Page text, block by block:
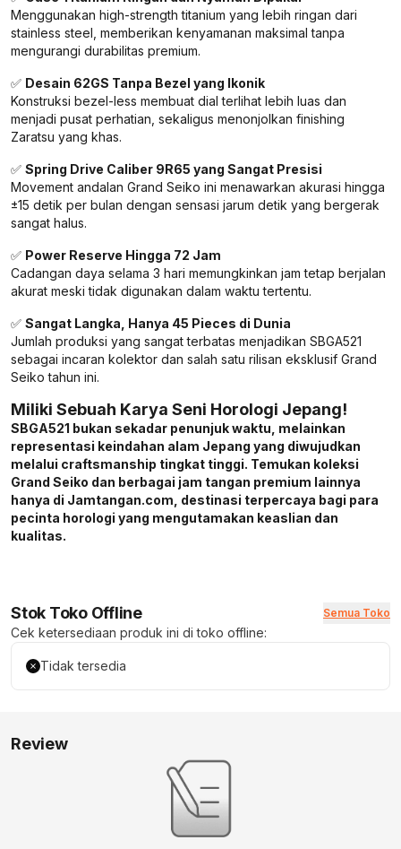
Menggunakan high-strength titanium yang lebih ringan dari
stainless steel, memberikan kenyamanan maksimal tanpa
mengurangi durabilitas premium.
✅ Desain 62GS Tanpa Bezel yang Ikonik
Konstruksi bezel-less membuat dial terlihat lebih luas dan
menjadi pusat perhatian, sekaligus menonjolkan finishing
Zaratsu yang khas.
✅ Spring Drive Caliber 9R65 yang Sangat Presisi
Movement andalan Grand Seiko ini menawarkan akurasi hingga
±15 detik per bulan dengan sensasi jarum detik yang bergerak
sangat halus.
✅ Power Reserve Hingga 72 Jam
Cadangan daya selama 3 hari memungkinkan jam tetap berjalan
akurat meski tidak digunakan dalam waktu tertentu.
✅ Sangat Langka, Hanya 45 Pieces di Dunia
Jumlah produksi yang sangat terbatas menjadikan SBGA521
sebagai incaran kolektor dan salah satu rilisan eksklusif Grand
Seiko tahun ini.
Miliki Sebuah Karya Seni Horologi Jepang!
SBGA521 bukan sekadar penunjuk waktu, melainkan
representasi keindahan alam Jepang yang diwujudkan
melalui craftsmanship tingkat tinggi. Temukan koleksi
Grand Seiko dan berbagai jam tangan premium lainnya
hanya di Jamtangan.com, destinasi terpercaya bagi para
pecinta horologi yang mengutamakan keaslian dan
kualitas.
Stok Toko Offline Semua Toko
Cek ketersediaan produk ini di toko offline:
Tidak tersedia
Review